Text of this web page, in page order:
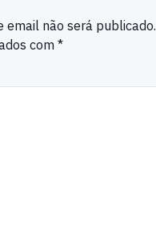
email não será publicado.
com *